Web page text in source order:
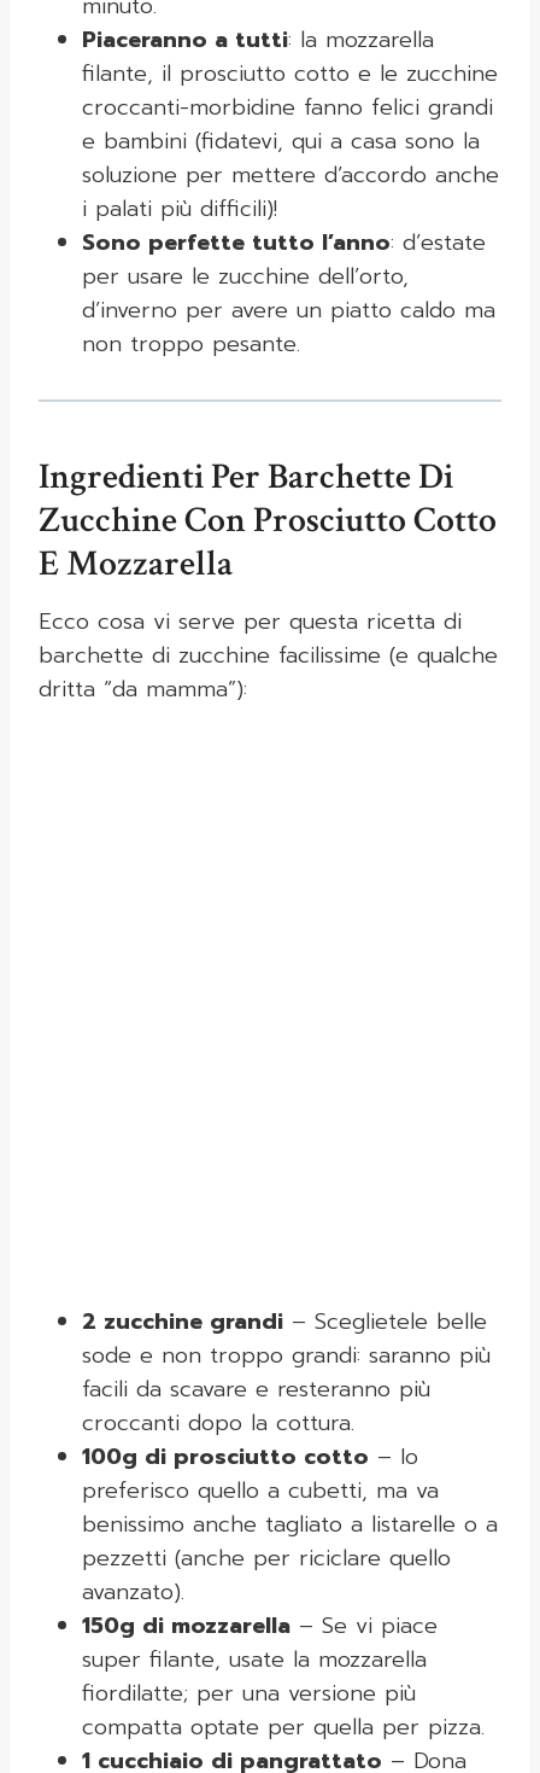
Piaceranno a tutti: la mozzarella
filante, il prosciutto cotto e le zucchine
croccanti-morbidine fanno felici grandi
e bambini (fidatevi, qui a casa sono la
soluzione per mettere d’accordo anche
i palati più difficili)!
Sono perfette tutto l’anno: d’estate
per usare le zucchine dell’orto,
d’inverno per avere un piatto caldo ma
non troppo pesante.
Ingredienti Per Barchette Di
Zucchine Con Prosciutto Cotto
E Mozzarella
Ecco cosa vi serve per questa ricetta di
barchette di zucchine facilissime (e qualche
dritta “da mamma”):
2 zucchine grandi – Sceglietele belle
sode e non troppo grandi: saranno più
facili da scavare e resteranno più
croccanti dopo la cottura.
100g di prosciutto cotto – Io
preferisco quello a cubetti, ma va
benissimo anche tagliato a listarelle o a
pezzetti (anche per riciclare quello
avanzato).
150g di mozzarella – Se vi piace
super filante, usate la mozzarella
fiordilatte; per una versione più
compatta optate per quella per pizza.
1 cucchiaio di pangrattato – Dona